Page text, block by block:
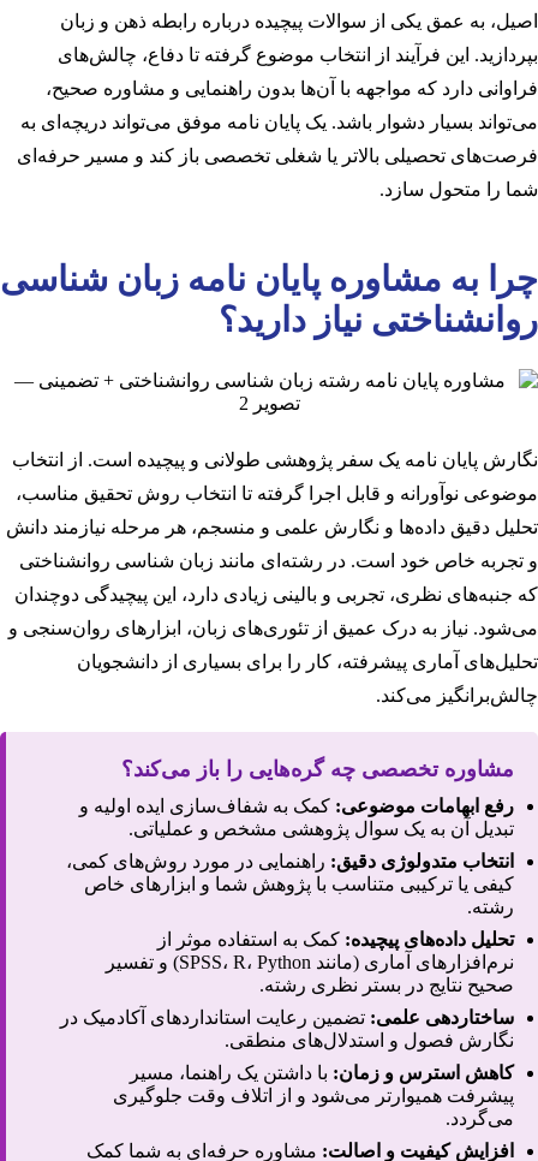
اصیل، به عمق یکی از سوالات پیچیده درباره رابطه ذهن و زبان
بپردازید. این فرآیند از انتخاب موضوع گرفته تا دفاع، چالش‌های
فراوانی دارد که مواجهه با آن‌ها بدون راهنمایی و مشاوره صحیح،
می‌تواند بسیار دشوار باشد. یک پایان نامه موفق می‌تواند دریچه‌ای به
فرصت‌های تحصیلی بالاتر یا شغلی تخصصی باز کند و مسیر حرفه‌ای
شما را متحول سازد.
چرا به مشاوره پایان نامه زبان شناسی
روانشناختی نیاز دارید؟
نگارش پایان نامه یک سفر پژوهشی طولانی و پیچیده است. از انتخاب
موضوعی نوآورانه و قابل اجرا گرفته تا انتخاب روش تحقیق مناسب،
تحلیل دقیق داده‌ها و نگارش علمی و منسجم، هر مرحله نیازمند دانش
و تجربه خاص خود است. در رشته‌ای مانند زبان شناسی روانشناختی
که جنبه‌های نظری، تجربی و بالینی زیادی دارد، این پیچیدگی دوچندان
می‌شود. نیاز به درک عمیق از تئوری‌های زبان، ابزارهای روان‌سنجی و
تحلیل‌های آماری پیشرفته، کار را برای بسیاری از دانشجویان
چالش‌برانگیز می‌کند.
مشاوره تخصصی چه گره‌هایی را باز می‌کند؟
رفع ابهامات موضوعی: کمک به شفاف‌سازی ایده اولیه و
تبدیل آن به یک سوال پژوهشی مشخص و عملیاتی.
انتخاب متدولوژی دقیق: راهنمایی در مورد روش‌های کمی،
کیفی یا ترکیبی متناسب با پژوهش شما و ابزارهای خاص
رشته.
تحلیل داده‌های پیچیده: کمک به استفاده موثر از
نرم‌افزارهای آماری (مانند SPSS، R، Python) و تفسیر
صحیح نتایج در بستر نظری رشته.
ساختاردهی علمی: تضمین رعایت استانداردهای آکادمیک در
نگارش فصول و استدلال‌های منطقی.
کاهش استرس و زمان: با داشتن یک راهنما، مسیر
پیشرفت همیوارتر می‌شود و از اتلاف وقت جلوگیری
می‌گردد.
افزایش کیفیت و اصالت: مشاوره حرفه‌ای به شما کمک